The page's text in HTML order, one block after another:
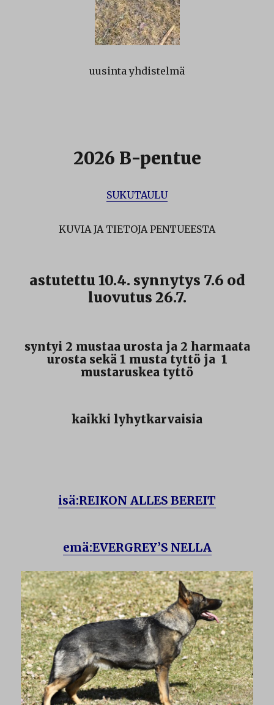
uusinta yhdistelmä
2026 B-pentue
SUKUTAULU
KUVIA JA TIETOJA PENTUEESTA
astutettu 10.4. synnytys 7.6 od
luovutus 26.7.
syntyi 2 mustaa urosta ja 2 harmaata
urosta sekä 1 musta tyttö ja 1
mustaruskea tyttö
kaikki lyhytkarvaisia
isä:REIKON ALLES BEREIT
emä:EVERGREY’S NELLA